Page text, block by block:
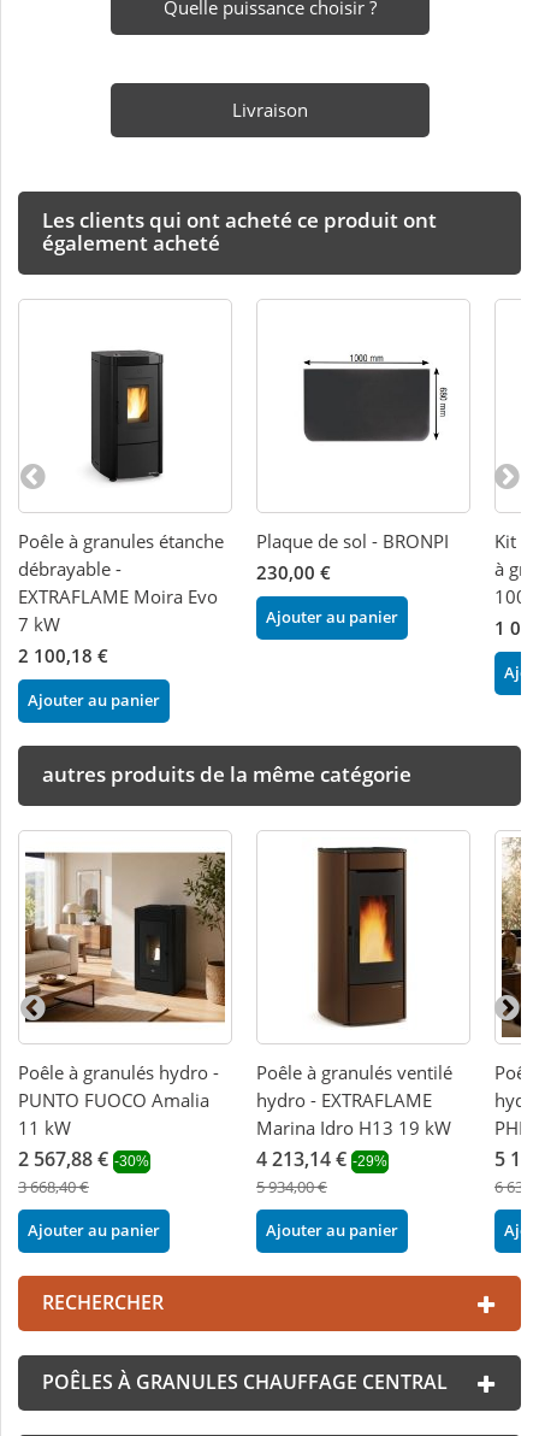
Quelle puissance choisir ?
Livraison
Les clients qui ont acheté ce produit ont
également acheté
Poêle à granules étanche
débrayable -
EXTRAFLAME Moira Evo
7 kW
2 100,18 €
Ajouter au panier
Plaque de sol - BRONPI
230,00 €
Ajouter au panier
Kit
à
100/
1
autres produits de la même catégorie
Poêle à granulés hydro -
PUNTO FUOCO Amalia
11 kW
2 567,88 € -30%
3 668,40 €
Ajouter au panier
Poêle à granulés ventilé
hydro - EXTRAFLAME
Marina Idro H13 19 kW
4 213,14 € -29%
5 934,00 €
Ajouter au panier
5
6
RECHERCHER
POÊLES À GRANULES CHAUFFAGE CENTRAL